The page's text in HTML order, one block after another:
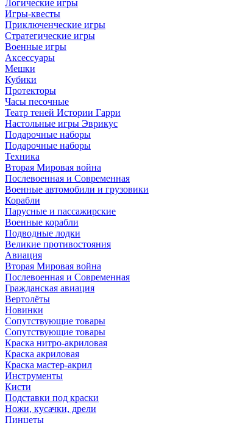
Логические игры
Игры-квесты
Приключенческие игры
Стратегические игры
Военные игры
Аксессуары
Мешки
Кубики
Протекторы
Часы песочные
Театр теней Истории Гарри
Настольные игры Эврикус
Подарочные наборы
Подарочные наборы
Техника
Вторая Мировая война
Послевоенная и Современная
Военные автомобили и грузовики
Корабли
Парусные и пассажирские
Военные корабли
Подводные лодки
Великие противостояния
Авиация
Вторая Мировая война
Послевоенная и Современная
Гражданская авиация
Вертолёты
Новинки
Сопутствующие товары
Сопутствующие товары
Краска нитро-акриловая
Краска акриловая
Краска мастер-акрил
Инструменты
Кисти
Подставки под краски
Ножи, кусачки, дрели
Пинцеты